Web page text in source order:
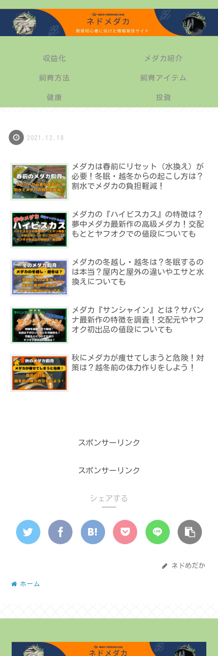
収益化 メダカ紹介
飼育方法 飼育アイテム
健康 投資
2021.12.18
メダカは春前にリセット（水換え）が
必要！冬眠・越冬からの起こし方は？
割水でメダカの負担軽減！
メダカの『ハイビスカス』の特徴は？
夢中メダカ最新作の高級メダカ！交配
もととヤフオクでの値段についても
メダカの冬越し・越冬は？冬眠するの
は本当？屋内と屋外の違いやエサと水
換えについても
メダカ『サンシャイン』とは？サバン
ナ最新作の特徴を調査！交配元やヤフ
オク初出品の値段についても
秋にメダカが痩せてしまうと危険！対
策は？越冬前の体力作りをしよう！
スポンサーリンク
スポンサーリンク
シェアする
ネドめだか
ホーム